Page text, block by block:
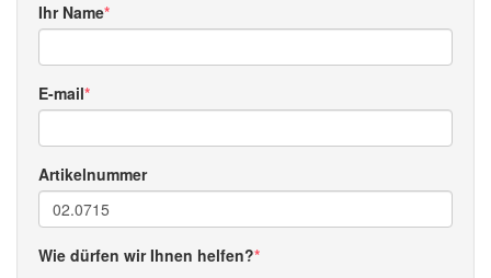
Ihr Name
E-mail
Artikelnummer
Wie dürfen wir Ihnen helfen?